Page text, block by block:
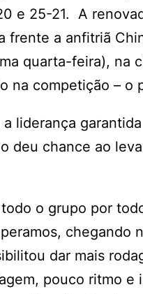
e 25-21. A
frente a anfitriã
quarta-feira), na
na competição – o
liderança
deu chance ao
o grupo por
chegando
dar mais
pouco ritmo